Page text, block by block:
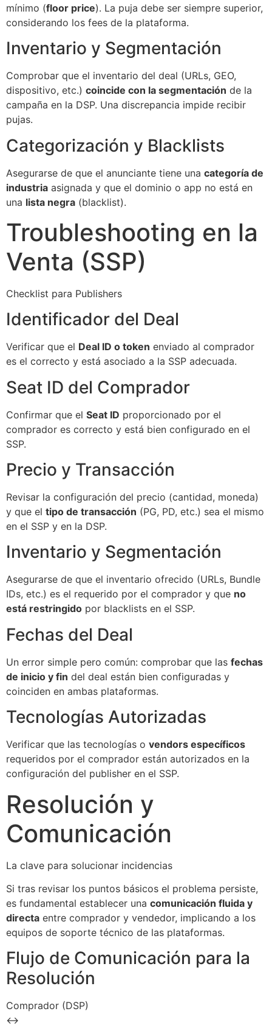
mínimo (floor price). La puja debe ser siempre superior,
considerando los fees de la plataforma.
Inventario y Segmentación
Comprobar que el inventario del deal (URLs, GEO,
dispositivo, etc.) coincide con la segmentación de la
campaña en la DSP. Una discrepancia impide recibir
pujas.
Categorización y Blacklists
Asegurarse de que el anunciante tiene una categoría de
industria asignada y que el dominio o app no está en
una lista negra (blacklist).
Troubleshooting en la
Venta (SSP)
Checklist para Publishers
Identificador del Deal
Verificar que el Deal ID o token enviado al comprador
es el correcto y está asociado a la SSP adecuada.
Seat ID del Comprador
Confirmar que el Seat ID proporcionado por el
comprador es correcto y está bien configurado en el
SSP.
Precio y Transacción
Revisar la configuración del precio (cantidad, moneda)
y que el tipo de transacción (PG, PD, etc.) sea el mismo
en el SSP y en la DSP.
Inventario y Segmentación
Asegurarse de que el inventario ofrecido (URLs, Bundle
IDs, etc.) es el requerido por el comprador y que no
está restringido por blacklists en el SSP.
Fechas del Deal
Un error simple pero común: comprobar que las fechas
de inicio y fin del deal están bien configuradas y
coinciden en ambas plataformas.
Tecnologías Autorizadas
Verificar que las tecnologías o vendors específicos
requeridos por el comprador están autorizados en la
configuración del publisher en el SSP.
Resolución y
Comunicación
La clave para solucionar incidencias
Si tras revisar los puntos básicos el problema persiste,
es fundamental establecer una comunicación fluida y
directa entre comprador y vendedor, implicando a los
equipos de soporte técnico de las plataformas.
Flujo de Comunicación para la
Resolución
Comprador (DSP)
↔